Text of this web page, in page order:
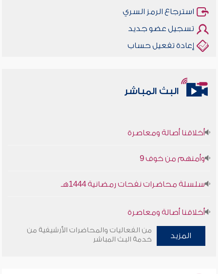
استرجاع الرمز السري
تسجيل عضو جديد
إعادة تفعيل حساب
البث المباشر
أخلاقنا أصالة ومعاصرة
وأمنهم من خوف 9
سلسلة محاضرات نفحات رمضانية 1444هـ
أخلاقنا أصالة ومعاصرة
وأمنهم من خوف 9
المزيد
من الفعاليات والمحاضرات الأرشيفية من
خدمة البث المباشر